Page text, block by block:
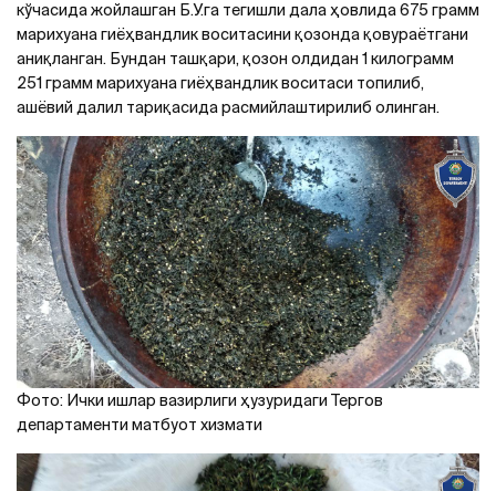
кўчасида жойлашган Б.У.га тегишли дала ҳовлида 675 грамм
марихуана гиёҳвандлик воситасини қозонда қовураётгани
аниқланган. Бундан ташқари, қозон олдидан 1 килограмм
251 грамм марихуана гиёҳвандлик воситаси топилиб,
ашёвий далил тариқасида расмийлаштирилиб олинган.
Фото: Ички ишлар вазирлиги ҳузуридаги Тергов
департаменти матбуот хизмати